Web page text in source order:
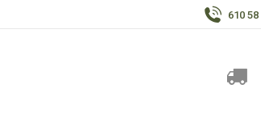
610 58